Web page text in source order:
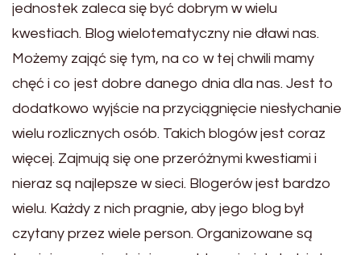
jednostek zaleca się być dobrym w wielu
kwestiach. Blog wielotematyczny nie dławi nas.
Możemy zająć się tym, na co w tej chwili mamy
chęć i co jest dobre danego dnia dla nas. Jest to
dodatkowo wyjście na przyciągnięcie niesłychanie
wielu rozlicznych osób. Takich blogów jest coraz
więcej. Zajmują się one przeróżnymi kwestiami i
nieraz są najlepsze w sieci. Blogerów jest bardzo
wielu. Każdy z nich pragnie, aby jego blog był
czytany przez wiele person. Organizowane są